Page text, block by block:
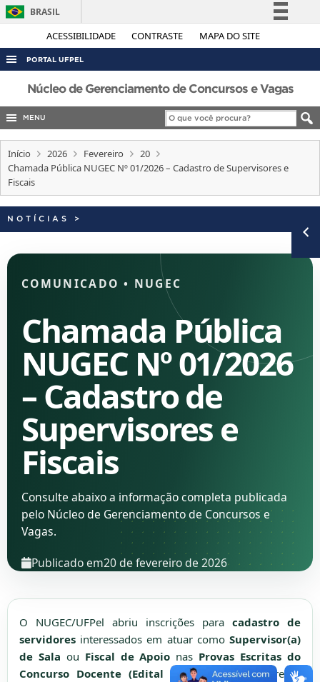
ACESSIBILIDADE CONTRASTE MAPA DO SITE
BRASIL
Simplifique!
Legislação
Canais
PORTAL UFPEL
ACESSO À INFORMAÇÃO
AUDITORIA
CONCURSOS
EDITAIS
INTERNACIONAL
PORTARIAS
TELEFONES
Núcleo de Gerenciamento de Concursos e Vagas
MENU
Início 2026 Fevereiro
20
Chamada Pública NUGEC Nº 01/2026 – Cadastro de Supervisores e
Fiscais
NOTÍCIAS >
COMUNICADO • NUGEC
Chamada Pública
NUGEC Nº 01/2026
– Cadastro de
Supervisores e
Fiscais
Consulte abaixo a informação completa publicada
pelo Núcleo de Gerenciamento de Concursos e
Vagas.
Publicado em20 de fevereiro de 2026
O NUGEC/UFPel abriu inscrições para cadastro de
servidores interessados em atuar como Supervisor(a)
de Sala ou Fiscal de Apoio nas Provas Escritas do
Concurso Docente (Edital 34/2025), que ocorrerão